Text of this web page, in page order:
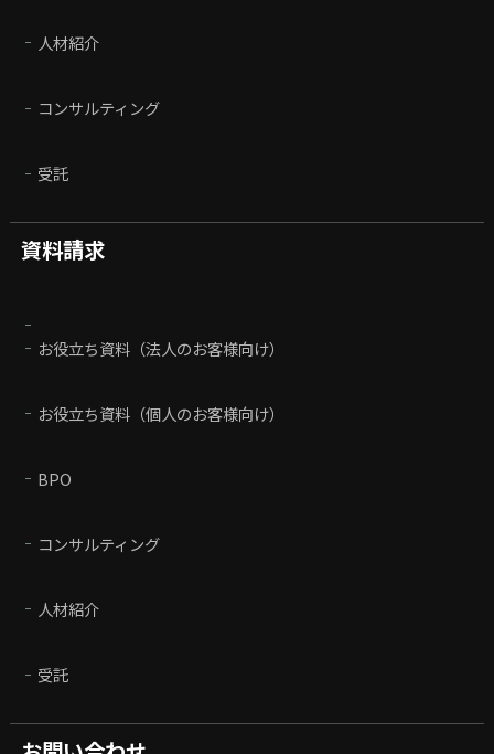
人材紹介
コンサルティング
受託
資料請求
お役立ち資料（法人のお客様向け）
お役立ち資料（個人のお客様向け）
BPO
コンサルティング
人材紹介
受託